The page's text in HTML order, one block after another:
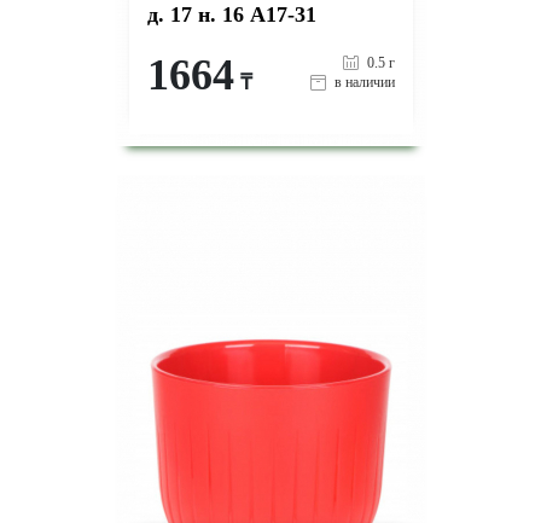
д. 17 н. 16 А17-31
1664 ₸
0.5 г
в наличии